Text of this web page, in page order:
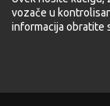
vozače u
informacija obratite